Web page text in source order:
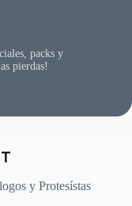
packs y
pierdas!
y Protesístas